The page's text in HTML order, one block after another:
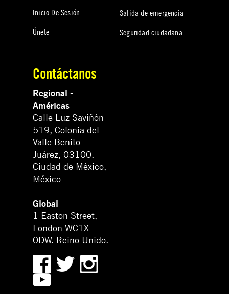
Inicio De Sesión
Únete
Salida de emergencia
Seguridad ciudadana
Contáctanos
Regional -
Américas
Calle Luz Saviñón
519, Colonia del
Valle Benito
Juárez, 03100.
Ciudad de México,
México
Global
1 Easton Street,
London WC1X
0DW. Reino Unido.